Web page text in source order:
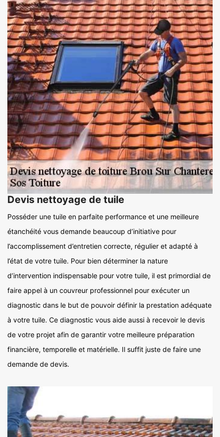
Devis nettoyage de tuile
Posséder une tuile en parfaite performance et une meilleure
étanchéité vous demande beaucoup d’initiative pour
l’accomplissement d’entretien correcte, régulier et adapté à
l’état de votre tuile. Pour bien déterminer la nature
d’intervention indispensable pour votre tuile, il est primordial de
faire appel à un couvreur professionnel pour exécuter un
diagnostic dans le but de pouvoir définir la prestation adéquate
à votre tuile. Ce diagnostic vous aide aussi à recevoir le devis
de votre projet afin de garantir votre meilleure préparation
financière, temporelle et matérielle. Il suffit juste de faire une
demande de devis.